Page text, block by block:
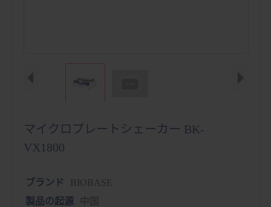
マイクロプレートシェーカー BK-
VX1800
ブランド
BIOBASE
製品の起源
中国